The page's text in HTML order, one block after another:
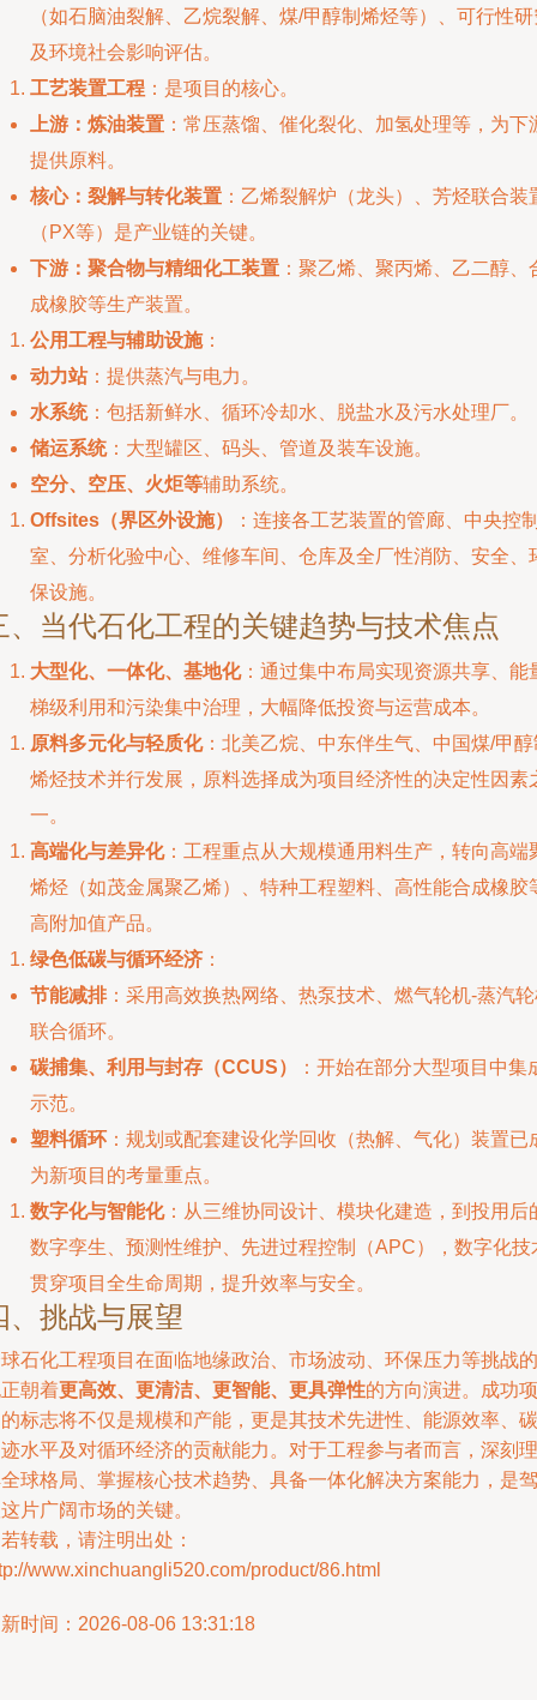
（如石脑油裂解、乙烷裂解、煤/甲醇制烯烃等）、可行性
及环境社会影响评估。
工艺装置工程 ：是项目的核心。
上游：炼油装置 ：常压蒸馏、催化裂化、加氢处理等，为下
提供原料。
核心：裂解与转化装置 ：乙烯裂解炉（龙头）、芳烃联合装
（PX等）是产业链的关键。
下游：聚合物与精细化工装置 ：聚乙烯、聚丙烯、乙二醇、
成橡胶等生产装置。
公用工程与辅助设施：
动力站：提供蒸汽与电力。
水系统：包括新鲜水、循环冷却水、脱盐水及污水处理厂。
储运系统：大型罐区、码头、管道及装车设施。
空分、空压、火炬等辅助系统。
Offsites（界区外设施）
：连接各工艺装置的管廊、中央控
室、分析化验中心、维修车间、仓库及全厂性消防、安全、
保设施。
、当代石化工程的关键趋势与技术焦点
大型化、一体化、基地化：通过集中布局实现资源共享、能
梯级利用和污染集中治理，大幅降低投资与运营成本。
原料多元化与轻质化：北美乙烷、中东伴生气、中国煤/甲醇
烯烃技术并行发展，原料选择成为项目经济性的决定性因素
一。
高端化与差异化：工程重点从大规模通用料生产，转向高端
烯烃（如茂金属聚乙烯）、特种工程塑料、高性能合成橡胶
高附加值产品。
绿色低碳与循环经济 ：
节能减排：采用高效换热网络、热泵技术、燃气轮机-蒸汽
联合循环。
碳捕集、利用与封存（CCUS）
：开始在部分大型项目中集
示范。
塑料循环 ：规划或配套建设化学回收（热解、气化）装置已
为新项目的考量重点。
数字化与智能化：从三维协同设计、模块化建造，到投用后
数字孪生、预测性维护、先进过程控制（APC），数字化技
贯穿项目全生命周期，提升效率与安全。
、挑战与展望
石化工程项目在面临地缘政治、市场波动、环保压力等挑战的
朝着更高效、更清洁、更智能、更具弹性的方向演进。成功项
标志将不仅是规模和产能，更是其技术先进性、能源效率、碳
水平及对循环经济的贡献能力。对于工程参与者而言，深刻理
球格局、掌握核心技术趋势、具备一体化解决方案能力，是驾
片广阔市场的关键。
转载，请注明出处：
www.xinchuangli520.com/product/86.html
时间：2026-08-06 13:31:18